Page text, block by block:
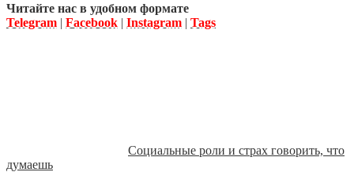
Читайте нас в удобном формате
Telegram | Facebook | Instagram | Tags
Социальные роли и страх говорить, что
думаешь